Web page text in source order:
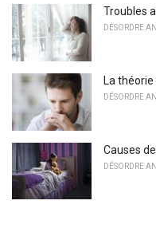
Troubles
DÉSORDRE
La
DÉSORDRE
Causes
DÉSORDRE